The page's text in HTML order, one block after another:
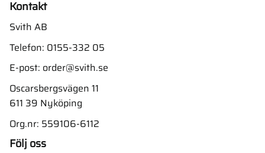
Kontakt
Svith AB
Telefon: 0155-332 05
E-post: order@svith.se
Oscarsbergsvägen 11
611 39 Nyköping
Org.nr: 559106-6112
Följ oss